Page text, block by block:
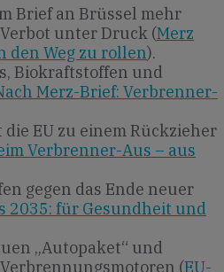
Brief an Brüssel mehr
unter Druck (Merz
den Weg zu rollen).
Biokraftstoffen und
Merz-Brief: Verbrenner-
EU zu einem Rückzieher
Verbrenner-Aus – aus
gegen das Ende neuer
2035: für Gesundheit und
„Autopaket“ und
(EU-